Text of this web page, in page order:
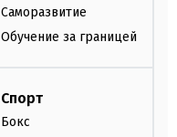
Саморазвитие
Обучение за границей
Спорт
Бокс